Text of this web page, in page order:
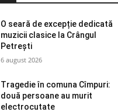
O seară de excepție dedicată
muzicii clasice la Crângul
Petrești
6 august 2026
Tragedie în comuna Cîmpuri:
două persoane au murit
electrocutate